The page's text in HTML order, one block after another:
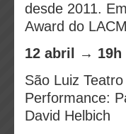
desde 2011.
Award do
12 abril → 19h
São Luiz Teatro
Performance:
David Helbich